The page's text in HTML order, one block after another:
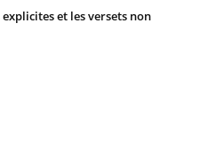
et les versets non